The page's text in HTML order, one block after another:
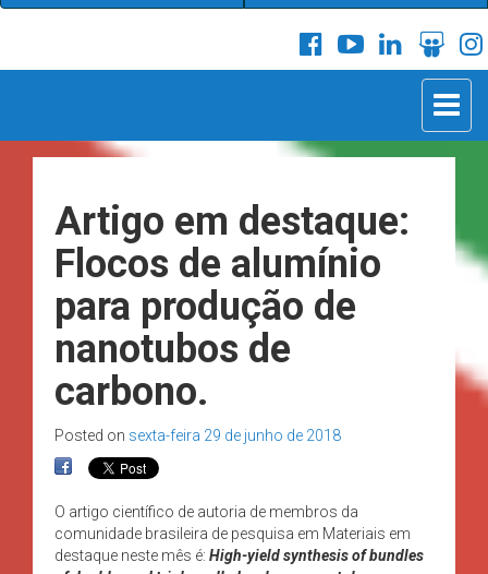
Toggle
Artigo em destaque:
Flocos de alumínio
para produção de
nanotubos de
carbono.
Posted on sexta-feira 29 de junho de 2018
O artigo científico de autoria de membros da
comunidade brasileira de pesquisa em Materiais em
destaque neste mês é: High-yield synthesis of bundles